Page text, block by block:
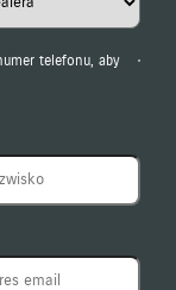
telefonu, aby